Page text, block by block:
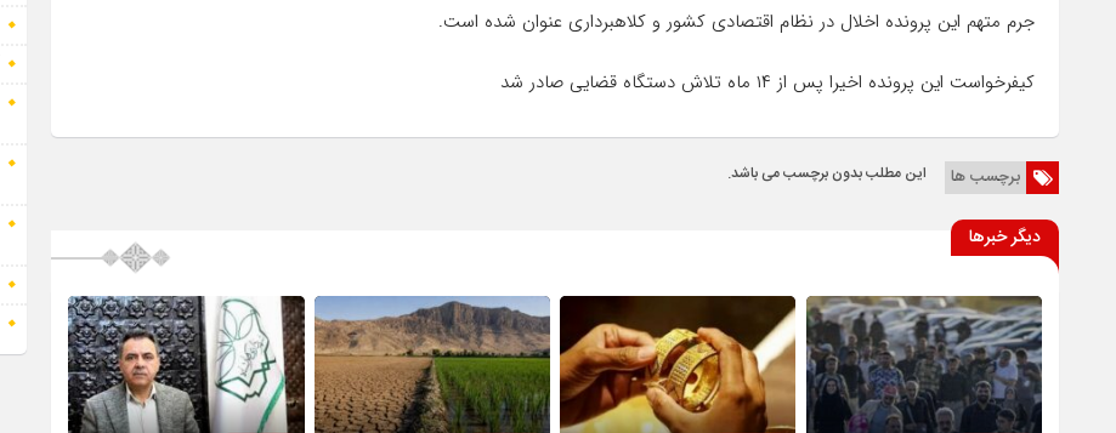
جرم متهم این پرونده اخلال در نظام اقتصادی کشور و کلاهبرداری عنوان شده است.
کیفرخواست این پرونده اخیرا پس از ۱۴ ماه تلاش دستگاه قضایی صادر شد
برچسب ها این مطلب بدون برچسب می باشد.
دیگر خبرها